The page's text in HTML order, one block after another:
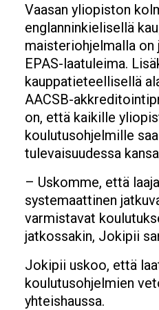
Vaasan yliopiston
englanninkielisellä
maisteriohjelmalla on
EPAS-laatuleima.
kauppatieteellisellä
AACSB-
on, että kaikille
koulutusohjelmille
tulevaisuudessa
– Uskomme, että
systemaattinen
varmistavat
jatkossakin, Jokipii
Jokipii uskoo, että
koulutusohjelmien
yhteishaussa.